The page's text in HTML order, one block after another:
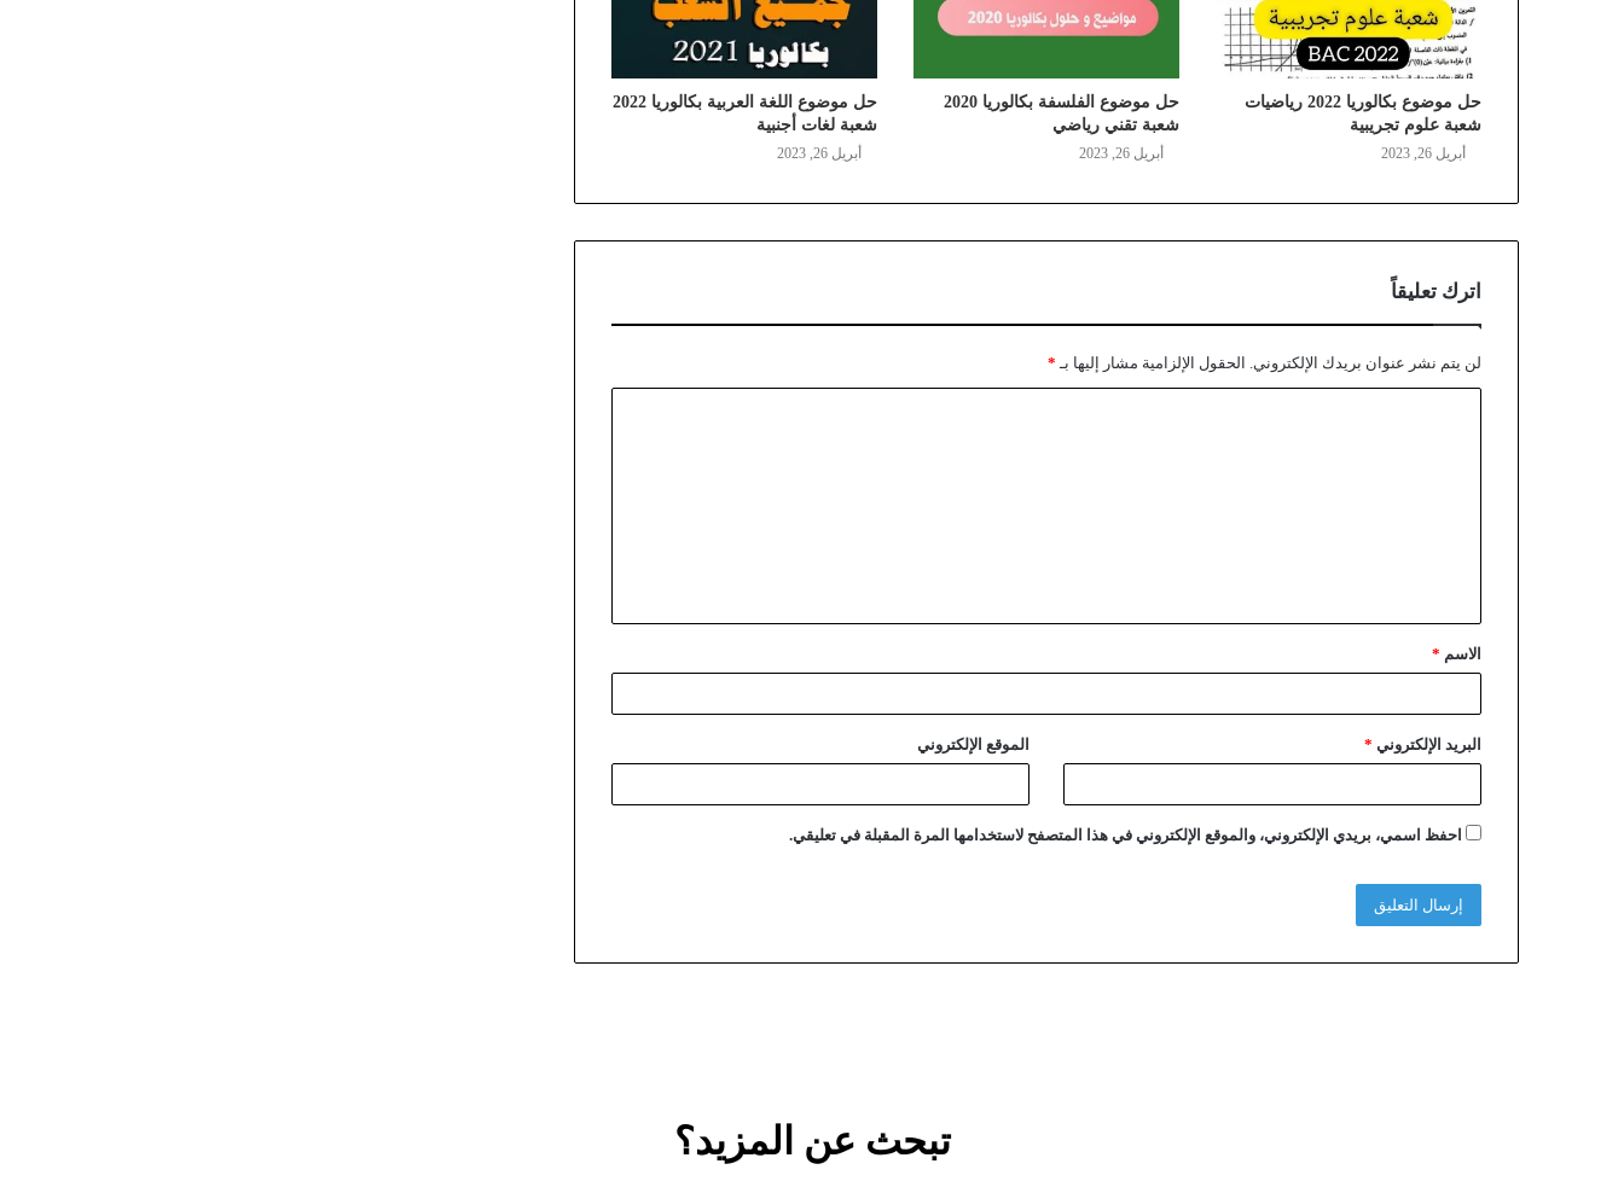
حل موضوع بكالوريا 2022 رياضيات
شعبة علوم تجريبية
أبريل 26, 2023
حل موضوع الفلسفة بكالوريا 2020
شعبة تقني رياضي
أبريل 26, 2023
حل موضوع اللغة العربية بكالوريا 2022
شعبة لغات أجنبية
أبريل 26, 2023
اترك تعليقاً
لن يتم نشر عنوان بريدك الإلكتروني. الحقول الإلزامية مشار إليها بـ *
الاسم *
البريد الإلكتروني * الموقع الإلكتروني
احفظ اسمي، بريدي الإلكتروني، والموقع الإلكتروني في هذا المتصفح لاستخدامها المرة المقبلة في تعليقي.
تبحث عن المزيد؟